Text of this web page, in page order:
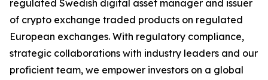
regulated Swedish digital asset manager and issuer
of crypto exchange traded products on regulated
European exchanges. With regulatory compliance,
strategic collaborations with industry leaders and our
proficient team, we empower investors on a global